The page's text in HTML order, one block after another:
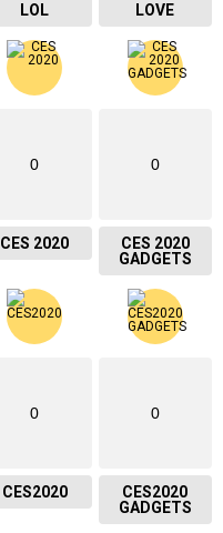
LOL LOVE
0
CES 2020
0
CES 2020
GADGETS
0
CES2020
0
CES2020
GADGETS